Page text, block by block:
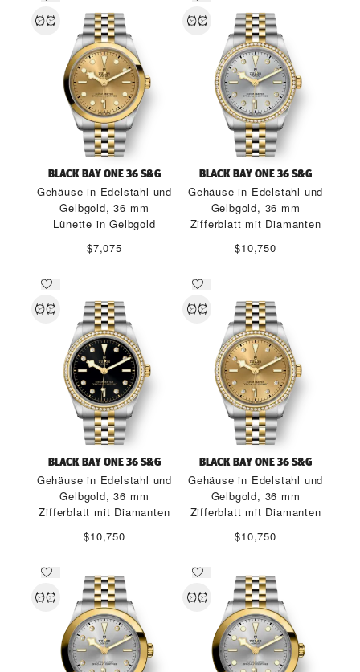
BLACK BAY ONE 36 S&G
Gehäuse in Edelstahl und
Gelbgold, 36 mm
Lünette in Gelbgold
$7,075
BLACK BAY ONE 36 S&G
Gehäuse in Edelstahl und
Gelbgold, 36 mm
Zifferblatt mit Diamanten
$10,750
BLACK BAY ONE 36 S&G
Gehäuse in Edelstahl und
Gelbgold, 36 mm
Zifferblatt mit Diamanten
$10,750
BLACK BAY ONE 36 S&G
Gehäuse in Edelstahl und
Gelbgold, 36 mm
Zifferblatt mit Diamanten
$10,750